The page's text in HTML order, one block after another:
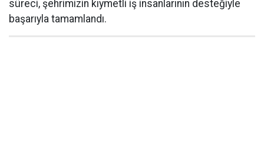
süreci, şehrimizin kıymetli iş insanlarının desteğiyle
başarıyla tamamlandı.